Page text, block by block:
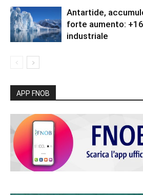
Antartide,
forte aumento:
industriale
APP FNOB